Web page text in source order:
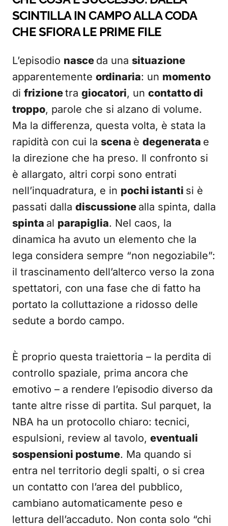
SCINTILLA IN CAMPO ALLA CODA
CHE SFIORA LE PRIME FILE
L’episodio nasce da una situazione
apparentemente ordinaria: un momento
di frizionetra giocatori, un contatto di
troppo, parole che si alzano di volume.
Ma la differenza, questa volta, è stata la
rapidità con cui la scena è degenerata e
la direzione che ha preso. Il confronto si
è allargato, altri corpi sono entrati
nell’inquadratura, e in pochi istanti si è
passati dalla discussione alla spinta, dalla
spinta al parapiglia. Nel caos, la
dinamica ha avuto un elemento che la
lega considera sempre “non negoziabile”:
il trascinamento dell’alterco verso la zona
spettatori, con una fase che di fatto ha
portato la colluttazione a ridosso delle
sedute a bordo campo.
È proprio questa traiettoria – la perdita di
controllo spaziale, prima ancora che
emotivo – a rendere l’episodio diverso da
tante altre risse di partita. Sul parquet, la
NBA ha un protocollo chiaro: tecnici,
espulsioni, review al tavolo, eventuali
sospensioni postume. Ma quando si
entra nel territorio degli spalti, o si crea
un contatto con l’area del pubblico,
cambiano automaticamente peso e
lettura dell’accaduto. Non conta solo “chi